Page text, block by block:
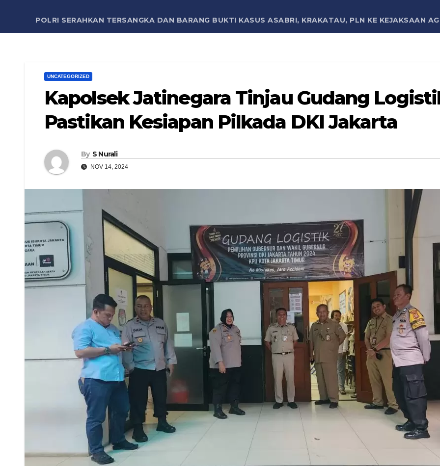
POLRI SERAHKAN TERSANGKA DAN BARANG BUKTI KASUS ASABRI, KRAKATAU, PLN KE KEJAKSAAN
UNCATEGORIZED
Kapolsek Jatinegara Tinjau Gudang
Pastikan Kesiapan Pilkada DKI Jakarta
By S Nurali
NOV 14, 2024